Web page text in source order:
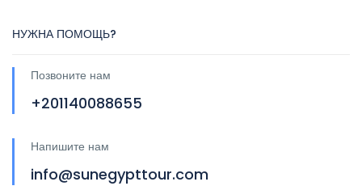
НУЖНА ПОМОЩЬ?
Позвоните нам
+201140088655
Напишите нам
info@sunegypttour.com